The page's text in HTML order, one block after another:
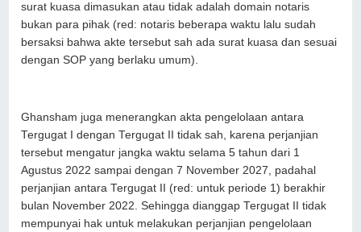
surat kuasa dimasukan atau tidak adalah domain notaris
bukan para pihak (red: notaris beberapa waktu lalu sudah
bersaksi bahwa akte tersebut sah ada surat kuasa dan sesuai
dengan SOP yang berlaku umum).
Ghansham juga menerangkan akta pengelolaan antara
Tergugat I dengan Tergugat II tidak sah, karena perjanjian
tersebut mengatur jangka waktu selama 5 tahun dari 1
Agustus 2022 sampai dengan 7 November 2027, padahal
perjanjian antara Tergugat II (red: untuk periode 1) berakhir
bulan November 2022. Sehingga dianggap Tergugat II tidak
mempunyai hak untuk melakukan perjanjian pengelolaan